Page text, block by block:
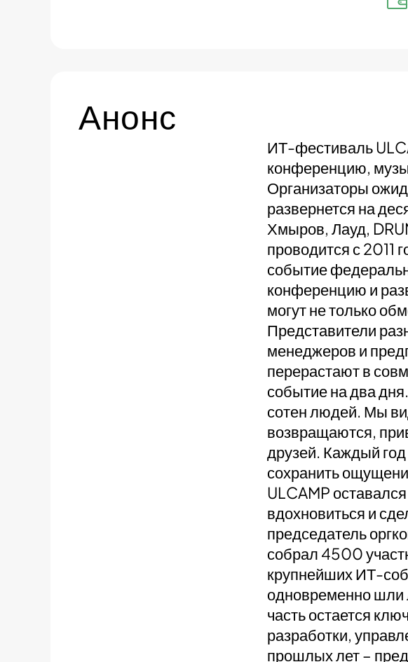
Анонс
ИТ-фестиваль
конференцию,
Организаторы
развернется на
Хмыров, Лауд,
проводится с 2011
событие
конференцию и
могут не только
Представители
менеджеров и
перерастают в
событие на два
сотен людей. Мы
возвращаются,
друзей. Каждый
сохранить
ULCAMP
вдохновиться и
председатель
собрал 4500
крупнейших ИТ-
одновременно шли
часть остается
разработки,
прошлых лет –